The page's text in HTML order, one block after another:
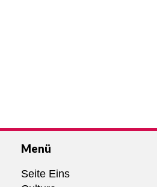
Menü
Seite Eins